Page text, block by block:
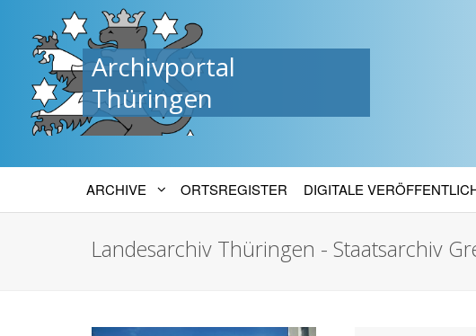
Archivportal
Thüringen
ARCHIVE ORTSREGISTER DIGITALE
Landesarchiv Thüringen - Staatsarchiv